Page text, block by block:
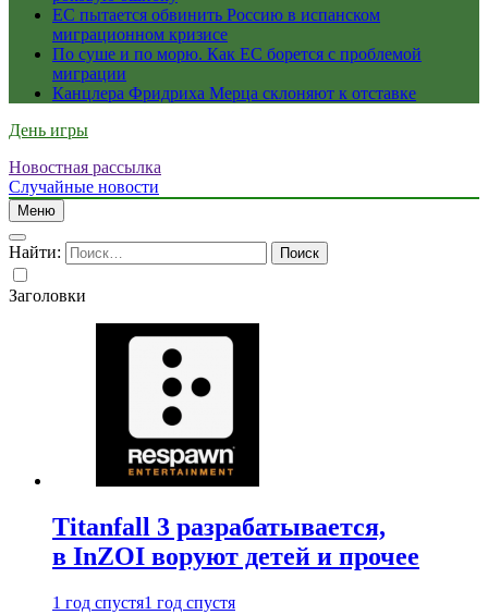
ЕС пытается обвинить Россию в испанском
миграционном кризисе
По суше и по морю. Как ЕС борется с проблемой
миграции
Канцлера Фридриха Мерца склоняют к отставке
День игры
Новостная рассылка
Случайные новости
Меню
Найти:
Заголовки
Titanfall 3 разрабатывается,
в InZOI воруют детей и прочее
1 год спустя1 год спустя